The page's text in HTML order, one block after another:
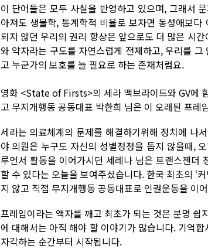
이 단어들은 모두 사실을 반영하고 있으며, 그래서
아져도 생물학, 통계학적 비율로 보자면 동성애보
되지 않던 우리의 권리 향상은 앞으로도 더 많은 시
와 약자라는 구도를 자연스럽게 전제하고, 우리를 그
고 누군가의 보호를 늘 필요로 하는 존재처럼요.
영화 <State of Firsts>의 세라 맥브라이드와 GV에
고 무지개행동 공동대표 박한희 님은 이 오래된 프레
세라는 의료체계의 문제를 해결하기위해 정치에 나
야 의원은 누구도 자신의 성별정정을 돕지 않을때,
루언서 활동을 이어가시던 세레나 님은 트랜스젠더
할 수 있다는 오늘을 보여주셨습니다. 한국 최초의 ‘
지 않고 직접 무지개행동 공동대표로 인권운동을 이
프레임이라는 액자를 깨고 최초가 되는 것은 분명
에 대해서는 아직 해야 할 이야기가 많습니다. 기억
자각하는 순간부터 시작됩니다.